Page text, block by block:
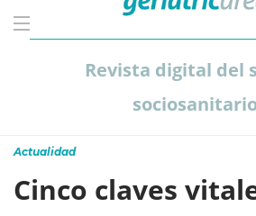
Revista digital del
Actualidad
Cinco claves